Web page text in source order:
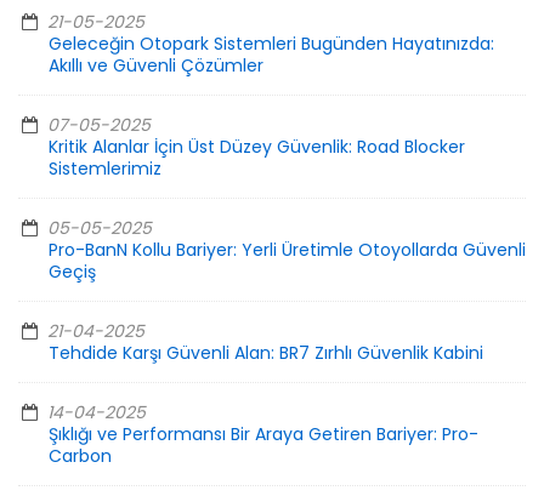
21-05-2025
Geleceğin Otopark Sistemleri Bugünden Hayatınızda:
Akıllı ve Güvenli Çözümler
07-05-2025
Kritik Alanlar İçin Üst Düzey Güvenlik: Road Blocker
Sistemlerimiz
05-05-2025
Pro-BanN Kollu Bariyer: Yerli Üretimle Otoyollarda Güvenli
Geçiş
21-04-2025
Tehdide Karşı Güvenli Alan: BR7 Zırhlı Güvenlik Kabini
14-04-2025
Şıklığı ve Performansı Bir Araya Getiren Bariyer: Pro-
Carbon